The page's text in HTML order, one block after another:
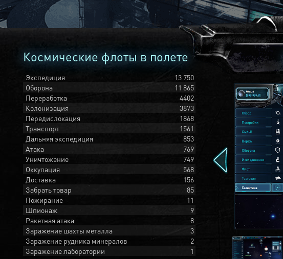
Космические флоты в полете
Экспедиция
13 750
Оборона
11 865
Переработка
4402
Колонизация
3873
Передислокация
1868
Транспорт
1561
Дальняя экспедиция
853
Атака
769
Уничтожение
749
Оккупация
568
Доставка
156
Забрать товар
85
Пожирание
11
Шпионаж
9
Ракетная атака
8
Заражение шахты металла
3
Заражение рудника минералов
2
Заражение лаборатории
1